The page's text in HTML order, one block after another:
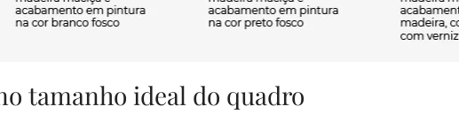
tamanho ideal do quadro